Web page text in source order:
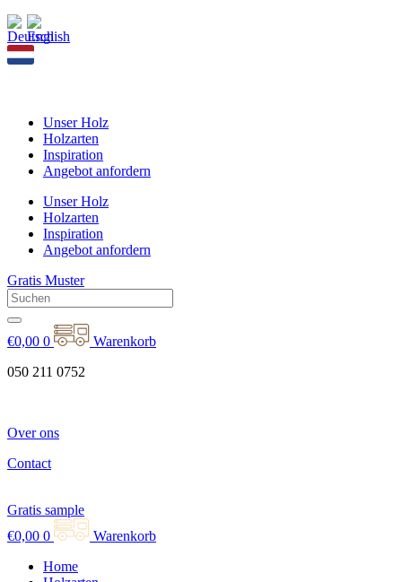
Unser Holz
Holzarten
Inspiration
Angebot anfordern
Unser Holz
Holzarten
Inspiration
Angebot anfordern
Gratis Muster
€0,00 0
Warenkorb
050 211 0752
Over ons
Contact
Gratis sample
€0,00 0
Warenkorb
Home